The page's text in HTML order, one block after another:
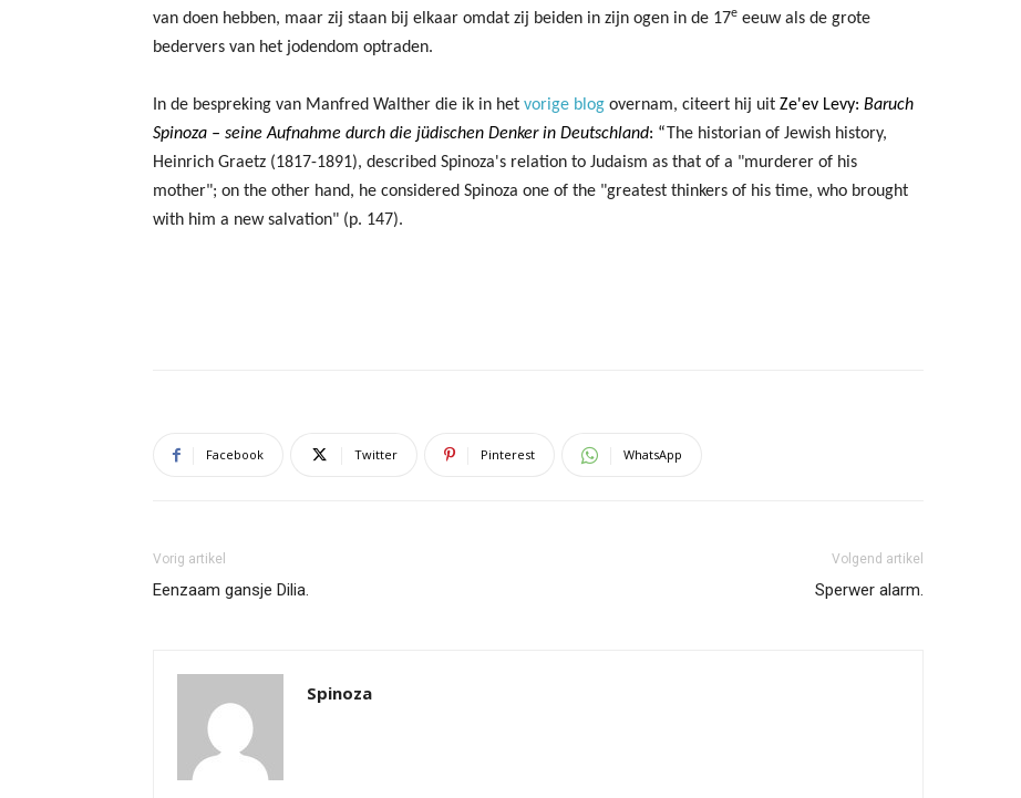
van doen hebben, maar zij staan bij elkaar omdat zij beiden in zijn ogen in de 17e eeuw als de grote
bedervers van het jodendom optraden.
In de bespreking van Manfred Walther die ik in het vorige blog overnam, citeert hij uit Ze'ev Levy: Baruch
Spinoza – seine Aufnahme durch die jüdischen Denker in Deutschland: “The historian of Jewish history,
Heinrich Graetz (1817-1891), described Spinoza's relation to Judaism as that of a "murderer of his
mother"; on the other hand, he considered Spinoza one of the "greatest thinkers of his time, who brought
with him a new salvation" (p. 147).
Facebook Twitter Pinterest WhatsApp
Vorig artikel
Eenzaam gansje Dilia.
Volgend artikel
Sperwer alarm.
Spinoza